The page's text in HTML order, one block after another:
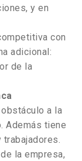
y en
con
adicional:
de la
a la
Además tiene
trabajadores.
la empresa,